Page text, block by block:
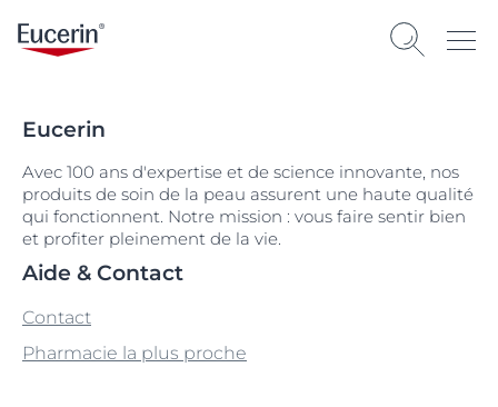
Eucerin
Avec 100 ans d'expertise et de science innovante, nos
produits de soin de la peau assurent une haute qualité
qui fonctionnent. Notre mission : vous faire sentir bien
et profiter pleinement de la vie.
Aide & Contact
Contact
Pharmacie la plus proche